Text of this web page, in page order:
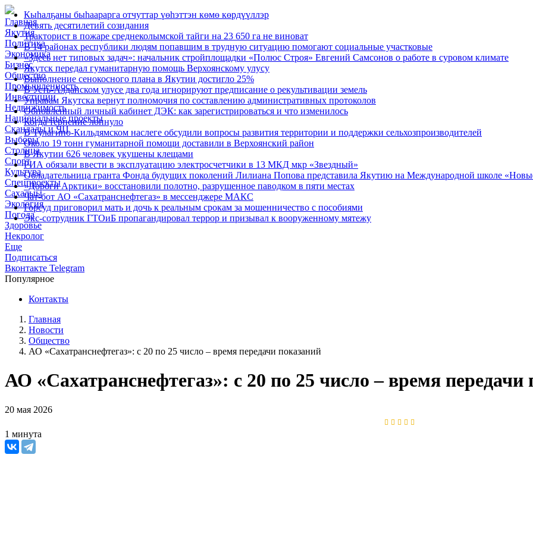
Главная
Якутия
Политика
Экономика
Бизнес
Общество
Промышленность
Инвестиции
Недвижимость
Национальные проекты
Скандалы и ЧП
Выборы
Столица
Спорт
Культура
Спецпроекты
Сахалыы
Экология
Погода
Здоровье
Некролог
Еще
Подписаться
Вконтакте Telegram
Популярное
Кыһалҕаны быһаарарга отчуттар үөһэттэн көмө көрдүүллэр
Девять десятилетий созидания
Тракторист в пожаре среднеколымской тайги на 23 650 га не виноват
В 14 районах республики людям попавшим в трудную ситуацию помогают социальные участковые
«Здесь нет типовых задач»: начальник стройплощадки «Полюс Строя» Евгений Самсонов о работе в суровом климате
Якутск передал гуманитарную помощь Верхоянскому улусу
Выполнение сенокосного плана в Якутии достигло 25%
В Усть-Алданском улусе два года игнорируют предписание о рекультивации земель
Управам Якутска вернут полномочия по составлению административных протоколов
Обновленный личный кабинет ДЭК: как зарегистрироваться и что изменилось
Когда терпение лопнуло
В Тулагино-Кильдямском наслеге обсудили вопросы развития территории и поддержки сельхозпроизводителей
Около 19 тонн гуманитарной помощи доставили в Верхоянский район
В Якутии 626 человек укушены клещами
РИА обязали ввести в эксплуатацию электросчетчики в 13 МКД мкр «Звездный»
Обладательница гранта Фонда будущих поколений Лилиана Попова представила Якутию на Международной школе
«Дороги Арктики» восстановили полотно, разрушенное паводком в пяти местах
Чат-бот АО «Сахатранснефтегаз» в мессенджере МАКС
Горсуд приговорил мать и дочь к реальным срокам за мошенничество с пособиями
Экс-сотрудник ГТОиБ пропагандировал террор и призывал к вооруженному мятежу
Контакты
Главная
Новости
Общество
АО «Сахатранснефтегаз»: с 20 по 25 число – время передачи показаний
АО «Сахатранснефтегаз»: с 20 по 25 число – время передачи
20 мая 2026
1 минута